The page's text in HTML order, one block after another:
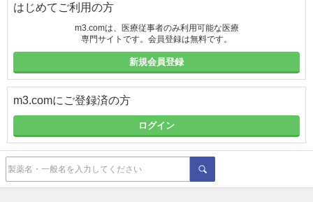
はじめてご利用の方
m3.comは、医療従事者のみ利用可能な医療
専門サイトです。会員登録は無料です。
新規会員登録
m3.comにご登録済の方
ログイン